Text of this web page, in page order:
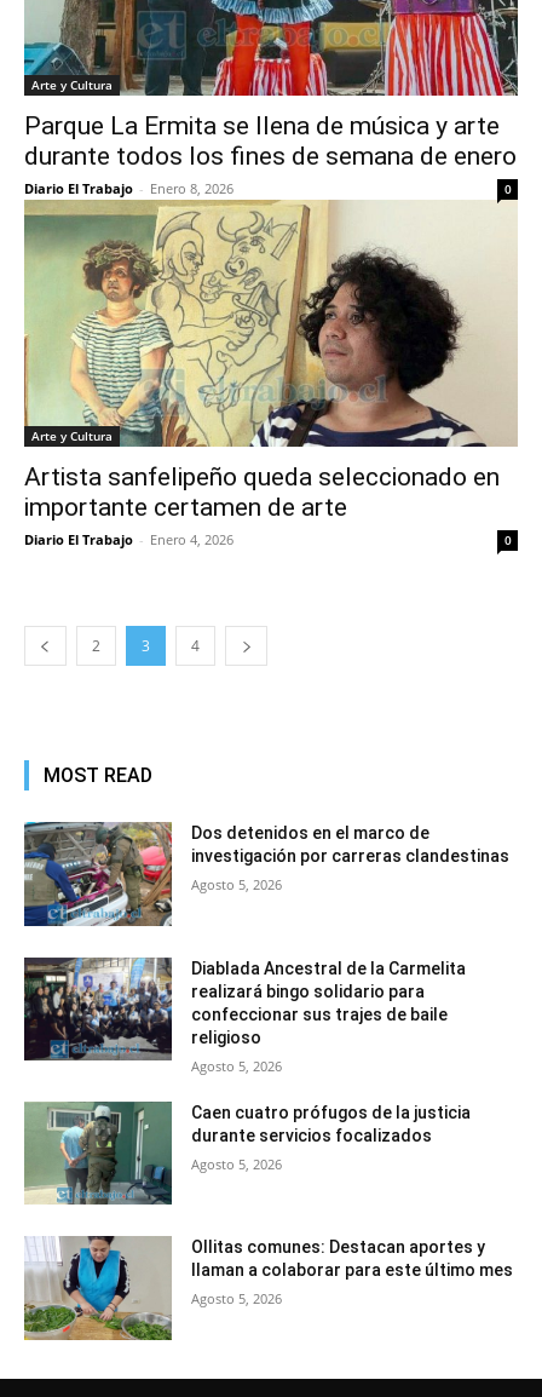
Arte y Cultura
Parque La Ermita se llena de música y arte
durante todos los fines de semana de enero
Diario El Trabajo - Enero 8, 2026 0
Arte y Cultura
Artista sanfelipeño queda seleccionado en
importante certamen de arte
Diario El Trabajo - Enero 4, 2026 0
2 3 4
MOST READ
Dos detenidos en el marco de
investigación por carreras clandestinas
Agosto 5, 2026
Diablada Ancestral de la Carmelita
realizará bingo solidario para
confeccionar sus trajes de baile
religioso
Agosto 5, 2026
Caen cuatro prófugos de la justicia
durante servicios focalizados
Agosto 5, 2026
Ollitas comunes: Destacan aportes y
llaman a colaborar para este último mes
Agosto 5, 2026